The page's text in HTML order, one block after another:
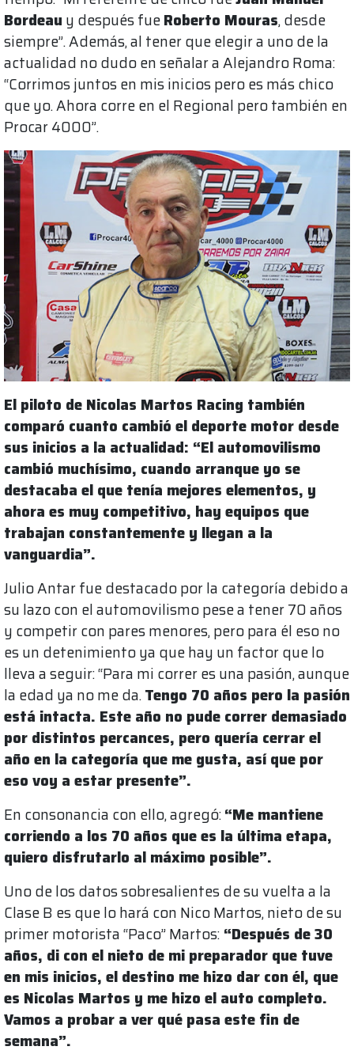
Bordeau y después fueRoberto Mouras, desde
siempre”. Además, al tener que elegir a uno de la
actualidad no dudo en señalar a Alejandro Roma:
“Corrimos juntos en mis inicios pero es más chico
que yo. Ahora corre en el Regional pero también en
Procar 4000”.
El piloto de Nicolas Martos Racing también
comparó cuanto cambió el deporte motor desde
sus inicios a la actualidad: “El automovilismo
cambió muchísimo, cuando arranque yo se
destacaba el que tenía mejores elementos, y
ahora es muy competitivo, hay equipos que
trabajan constantemente y llegan a la
vanguardia”.
Julio Antar fue destacado por la categoría debido a
su lazo con el automovilismo pese a tener 70 años
y competir con pares menores, pero para él eso no
es un detenimiento ya que hay un factor que lo
lleva a seguir: “Para mi correr es una pasión, aunque
la edad ya no me da.Tengo 70 años pero la pasión
está intacta. Este año no pude correr demasiado
por distintos percances, pero quería cerrar el
año en la categoría que me gusta, así que por
eso voy a estar presente”.
En consonancia con ello, agregó:“Me mantiene
corriendo a los 70 años que es la última etapa,
quiero disfrutarlo al máximo posible”.
Uno de los datos sobresalientes de su vuelta a la
Clase B es que lo hará con Nico Martos, nieto de su
primer motorista “Paco” Martos: “Después de 30
años, di con el nieto de mi preparador que tuve
en mis inicios, el destino me hizo dar con él, que
es Nicolas Martos y me hizo el auto completo.
Vamos a probar a ver qué pasa este fin de
semana”.